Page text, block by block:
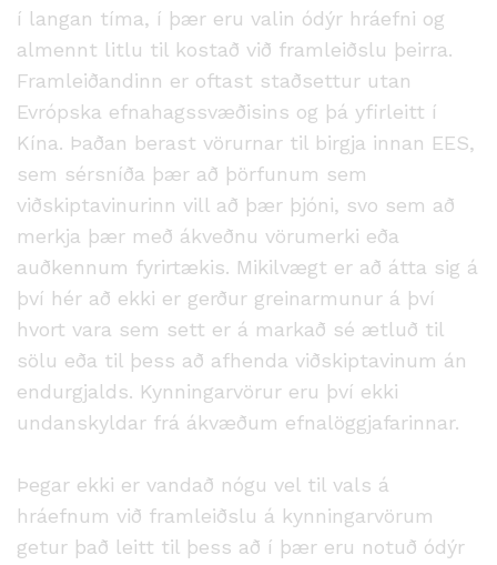
í langan tíma, í þær eru valin ódýr hráefni og
almennt litlu til kostað við framleiðslu þeirra.
Framleiðandinn er oftast staðsettur utan
Evrópska efnahagssvæðisins og þá yfirleitt í
Kína. Þaðan berast vörurnar til birgja innan EES,
sem sérsníða þær að þörfunum sem
viðskiptavinurinn vill að þær þjóni, svo sem að
merkja þær með ákveðnu vörumerki eða
auðkennum fyrirtækis. Mikilvægt er að átta sig á
því hér að ekki er gerður greinarmunur á því
hvort vara sem sett er á markað sé ætluð til
sölu eða til þess að afhenda viðskiptavinum án
endurgjalds. Kynningarvörur eru því ekki
undanskyldar frá ákvæðum efnalöggjafarinnar.
Þegar ekki er vandað nógu vel til vals á
hráefnum við framleiðslu á kynningarvörum
getur það leitt til þess að í þær eru notuð ódýr